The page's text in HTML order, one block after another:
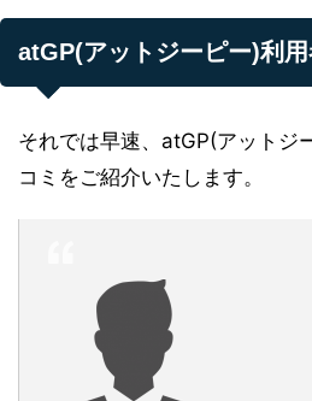
atGP(アットジーピー)利用
それでは早速、atGP(アットジ
コミをご紹介いたします。